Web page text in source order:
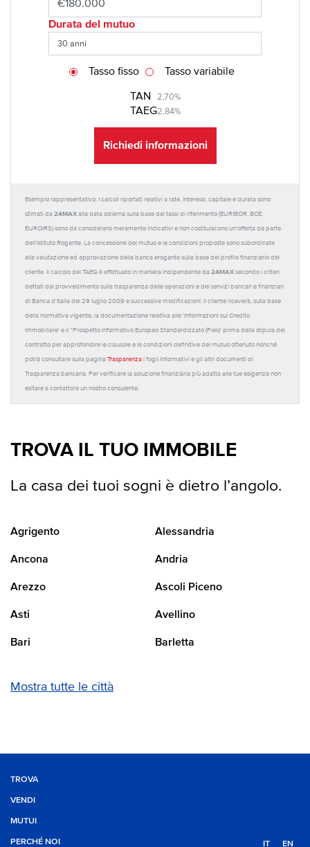
Durata del mutuo
TAN 2,70%
TAEG2,84%
Tasso fisso Tasso variabile
Richiedi informazioni
Esempio rappresentativo: I calcoli riportati relativi a rate, interessi, capitale e durata sono
stimati da 24MAX alla data odierna sulla base dei tassi di riferimento (EURIBOR, BCE,
EUROIRS) sono da considerarsi meramente indicativi e non costituiscono un'offerta da parte
dell'Istituto Rogante. La concessione del mutuo e le condizioni proposte sono subordinate
alla valutazione ed approvazione della banca erogante sulla base del profilo finanziario del
cliente. Il calcolo del TAEG è effettuato in maniera indipendente da 24MAX secondo i criteri
dettati dal provvedimento sulla trasparenza delle operazioni e dei servizi bancari e finanziari
di Banca d'Italia del 29 luglio 2009 e successive modificazioni. Il cliente riceverà, sulla base
della normativa vigente, la documentazione relativa alle 'Informazioni sul Credito
Immobiliare' e il “Prospetto Informativo Europeo Standardizzato (Pies)' prima della stipula del
contratto per approfondire le clausole e le condizioni definitive del mutuo ottenuto nonché
potrà consultare sulla pagina Trasparenza i fogli informativi e gli altri documenti di
Trasparenza bancaria. Per verificare la soluzione finanziaria più adatta alle tue esigenze non
esitare a contattare un nostro consulente.
TROVA IL TUO IMMOBILE
La casa dei tuoi sogni è dietro l’angolo.
Agrigento Alessandria
Ancona Andria
Arezzo Ascoli Piceno
Asti Avellino
Bari Barletta
Mostra tutte le città
TROVA
VENDI
MUTUI
PERCHÉ NOI IT EN